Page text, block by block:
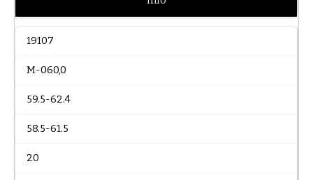
19107
M-060,0
59.5-62.4
58.5-61.5
20